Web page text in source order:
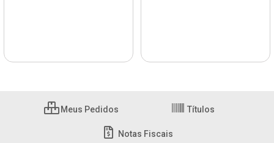
Meus Pedidos Títulos
Notas Fiscais